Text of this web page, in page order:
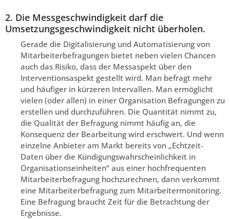
2. Die Messgeschwindigkeit darf die
Umsetzungsgeschwindigkeit nicht überholen.
Gerade die Digitalisierung und Automatisierung von
Mitarbeiterbefragungen bietet neben vielen Chancen
auch das Risiko, dass der Messaspekt über den
Interventionsaspekt gestellt wird. Man befragt mehr
und häufiger in kürzeren Intervallen. Man ermöglicht
vielen (oder allen) in einer Organisation Befragungen zu
erstellen und durchzuführen. Die Quantität nimmt zu,
die Qualität der Befragung nimmt häufig an, die
Konsequenz der Bearbeitung wird erschwert. Und wenn
einzelne Anbieter am Markt bereits von „Echtzeit-
Daten über die Kündigungswahrscheinlichkeit in
Organisationseinheiten“ aus einer hochfrequenten
Mitarbeiterbefragung hochzurechnen, dann verkommt
eine Mitarbeiterbefragung zum Mitarbeitermonitoring.
Eine Befragung braucht Zeit für die Betrachtung der
Ergebnisse.